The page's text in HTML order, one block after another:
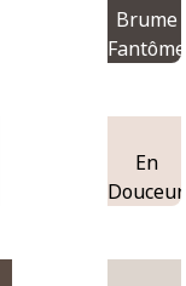
Brume
Fantôme
En
Douceur